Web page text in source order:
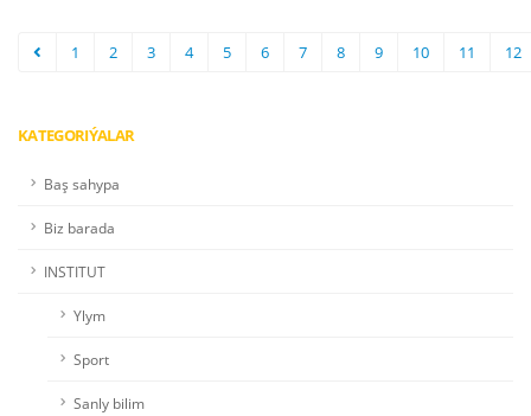
1 2 3 4 5 6 7 8 9 10 11 12
KATEGORIÝALAR
Baş sahypa
Biz barada
INSTITUT
Ylym
Sport
Sanly bilim